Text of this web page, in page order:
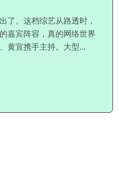
了。这档综艺从路透时，
嘉宾阵容，真的网络世界
黄宣携手主持。大型...